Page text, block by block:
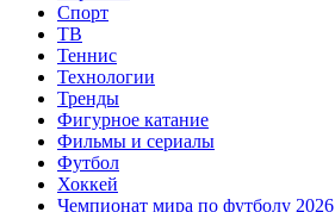
Спорт
ТВ
Теннис
Технологии
Тренды
Фигурное катание
Фильмы и сериалы
Футбол
Хоккей
Чемпионат мира по футболу 2026